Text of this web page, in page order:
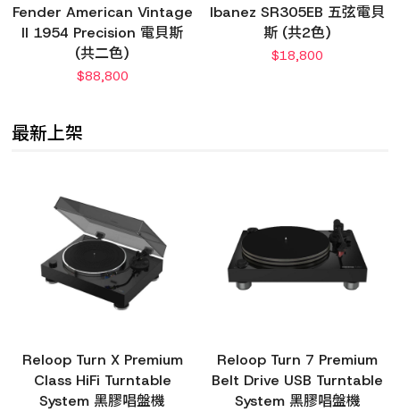
Fender American Vintage
II 1954 Precision 電貝斯
(共二色)
$88,800
Ibanez SR305EB 五弦電貝
斯 (共2色)
$18,800
最新上架
Reloop Turn X Premium
Class HiFi Turntable
System 黑膠唱盤機
Reloop Turn 7 Premium
Belt Drive USB Turntable
System 黑膠唱盤機